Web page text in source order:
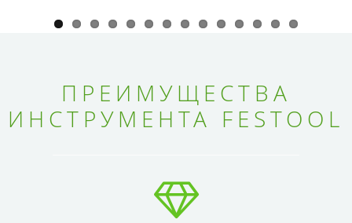
ПРЕИМУЩЕСТВА
ИНСТРУМЕНТА FESTOOL